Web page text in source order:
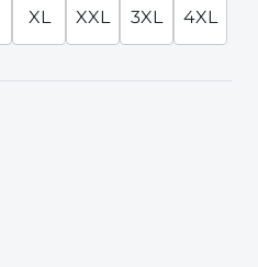
XL XXL 3XL 4XL